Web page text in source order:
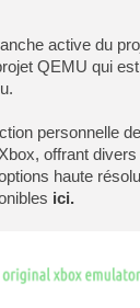
active du
QEMU qui
personnelle
offrant
haute
ici.